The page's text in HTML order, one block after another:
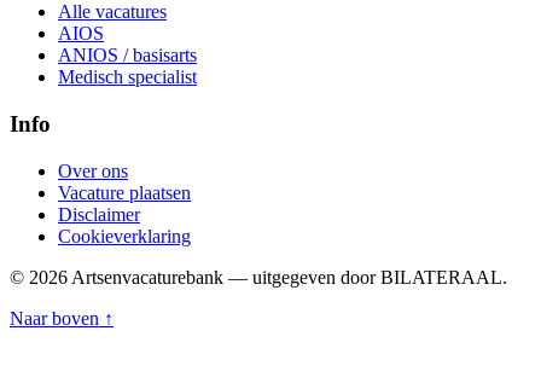
Alle vacatures
AIOS
ANIOS / basisarts
Medisch specialist
Info
Over ons
Vacature plaatsen
Disclaimer
Cookieverklaring
© 2026 Artsenvacaturebank — uitgegeven door BILATERAAL.
Naar boven ↑